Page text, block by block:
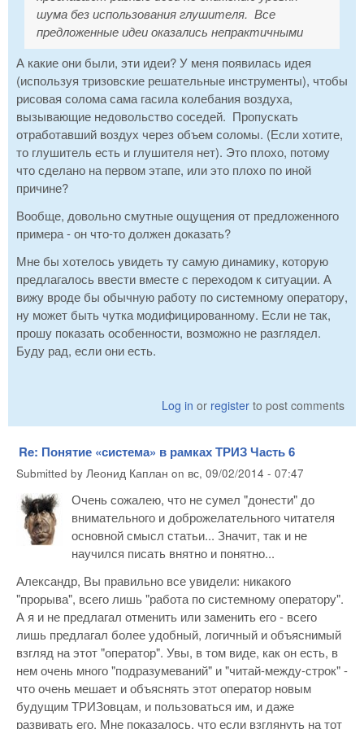
шума без использования глушителя. Все
предложенные идеи оказались непрактичными
А какие они были, эти идеи? У меня появилась идея
(используя тризовские решательные инструменты), чтобы
рисовая солома сама гасила колебания воздуха,
вызывающие недовольство соседей. Пропускать
отработавший воздух через объем соломы. (Если хотите,
то глушитель есть и глушителя нет). Это плохо, потому
что сделано на первом этапе, или это плохо по иной
причине?
Вообще, довольно смутные ощущения от предложенного
примера - он что-то должен доказать?
Мне бы хотелось увидеть ту самую динамику, которую
предлагалось ввести вместе с переходом к ситуации. А
вижу вроде бы обычную работу по системному оператору,
ну может быть чутка модифицированному. Если не так,
прошу показать особенности, возможно не разглядел.
Буду рад, если они есть.
Log in or register to post comments
Re: Понятие «система» в рамках ТРИЗ Часть 6
Submitted by Леонид Каплан on вс, 09/02/2014 - 07:47
Очень сожалею, что не сумел "донести" до
внимательного и доброжелательного читателя
основной смысл статьи... Значит, так и не
научился писать внятно и понятно...
Александр, Вы правильно все увидели: никакого
"прорыва", всего лишь "работа по системному оператору".
А я и не предлагал отменить или заменить его - всего
лишь предлагал более удобный, логичный и объяснимый
взгляд на этот "оператор". Увы, в том виде, как он есть, в
нем очень много "подразумеваний" и "читай-между-строк" -
что очень мешает и объяснять этот оператор новым
будущим ТРИЗовцам, и пользоваться им, и даже
развивать его. Мне показалось, что если взглянуть на тот